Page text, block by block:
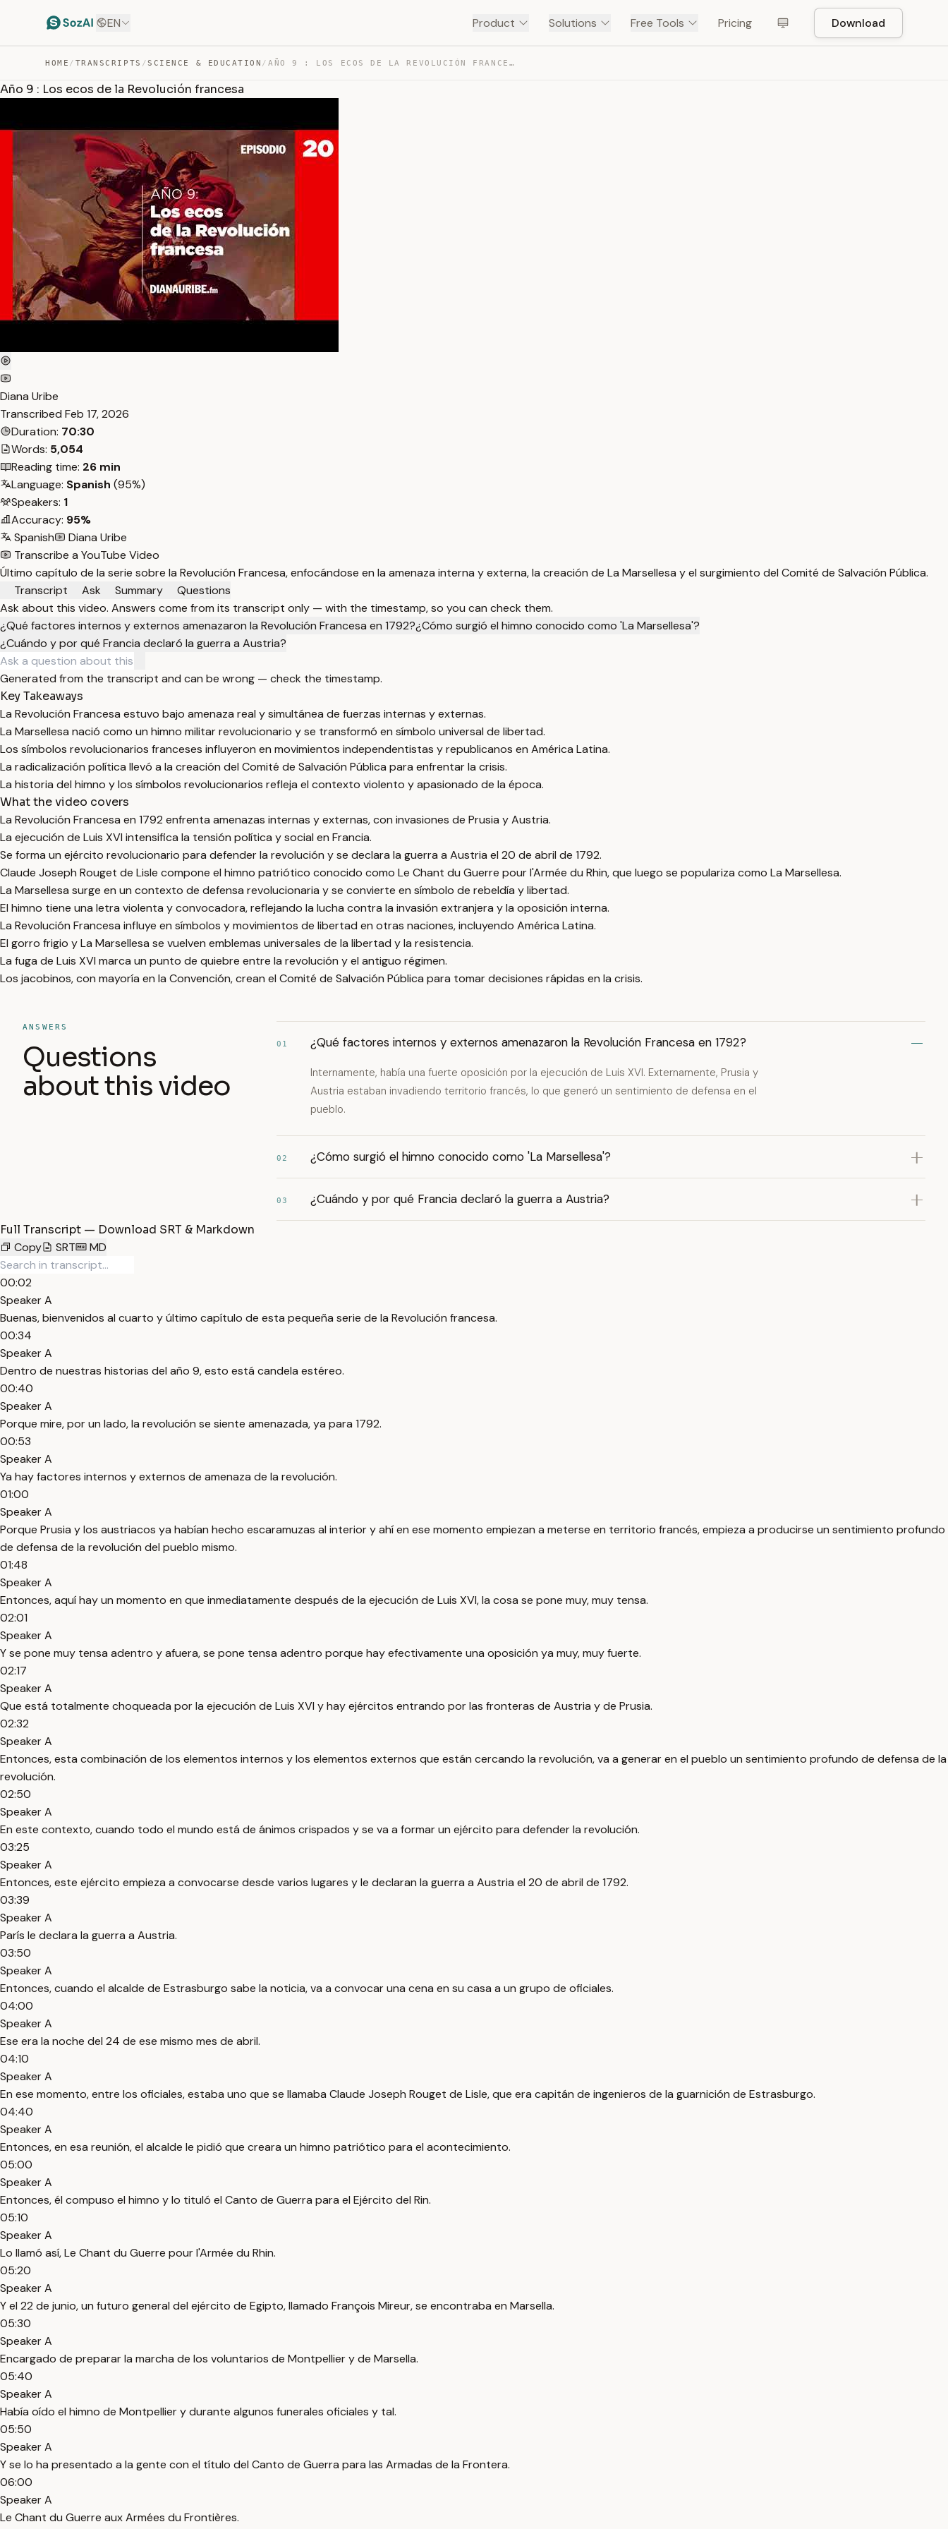
EN Product Solutions Free Tools Pricing Download
HOME / TRANSCRIPTS /SCIENCE & EDUCATION / AÑO 9 : LOS ECOS DE LA REVOLUCIÓN FRANCESA — TRANSCRIPT
Año 9 : Los ecos de la Revolución francesa
Diana Uribe
Transcribed Feb 17, 2026
Duration: 70:30
Words: 5,054
Reading time: 26 min
Language: Spanish (95%)
Speakers: 1
Accuracy: 95%
Spanish
Diana Uribe
Transcribe a YouTube Video
Último capítulo de la serie sobre la Revolución Francesa, enfocándose en la amenaza interna y externa, la creación de La Marsellesa y el surgimiento del Comité de Salvación Pública.
Transcript
Ask Summary
Questions
Ask about this video. Answers come from its transcript only — with the timestamp, so you can check them.
¿Qué factores internos y externos amenazaron la Revolución Francesa en 1792?¿Cómo surgió el himno conocido como 'La Marsellesa'?
¿Cuándo y por qué Francia declaró la guerra a Austria?
Generated from the transcript and can be wrong — check the timestamp.
Key Takeaways
La Revolución Francesa estuvo bajo amenaza real y simultánea de fuerzas internas y externas.
La Marsellesa nació como un himno militar revolucionario y se transformó en símbolo universal de libertad.
Los símbolos revolucionarios franceses influyeron en movimientos independentistas y republicanos en América Latina.
La radicalización política llevó a la creación del Comité de Salvación Pública para enfrentar la crisis.
La historia del himno y los símbolos revolucionarios refleja el contexto violento y apasionado de la época.
What the video covers
La Revolución Francesa en 1792 enfrenta amenazas internas y externas, con invasiones de Prusia y Austria.
La ejecución de Luis XVI intensifica la tensión política y social en Francia.
Se forma un ejército revolucionario para defender la revolución y se declara la guerra a Austria el 20 de abril de 1792.
Claude Joseph Rouget de Lisle compone el himno patriótico conocido como Le Chant du Guerre pour l'Armée du Rhin, que luego se populariza como La Marsellesa.
La Marsellesa surge en un contexto de defensa revolucionaria y se convierte en símbolo de rebeldía y libertad.
El himno tiene una letra violenta y convocadora, reflejando la lucha contra la invasión extranjera y la oposición interna.
La Revolución Francesa influye en símbolos y movimientos de libertad en otras naciones, incluyendo América Latina.
El gorro frigio y La Marsellesa se vuelven emblemas universales de la libertad y la resistencia.
La fuga de Luis XVI marca un punto de quiebre entre la revolución y el antiguo régimen.
Los jacobinos, con mayoría en la Convención, crean el Comité de Salvación Pública para tomar decisiones rápidas en la crisis.
ANSWERS
Questions
about this video
01 ¿Qué factores internos y externos amenazaron la Revolución Francesa en 1792?
Internamente, había una fuerte oposición por la ejecución de Luis XVI. Externamente, Prusia y
Austria estaban invadiendo territorio francés, lo que generó un sentimiento de defensa en el
pueblo.
02 ¿Cómo surgió el himno conocido como 'La Marsellesa'?
03 ¿Cuándo y por qué Francia declaró la guerra a Austria?
Full Transcript — Download SRT & Markdown
Copy
SRT MD
00:02
Speaker A
Buenas, bienvenidos al cuarto y último capítulo de esta pequeña serie de la Revolución francesa.
00:34
Speaker A
Dentro de nuestras historias del año 9, esto está candela estéreo.
00:40
Speaker A
Porque mire, por un lado, la revolución se siente amenazada, ya para 1792.
00:53
Speaker A
Ya hay factores internos y externos de amenaza de la revolución.
01:00
Speaker A
Porque Prusia y los austriacos ya habían hecho escaramuzas al interior y ahí en ese momento empiezan a meterse en territorio francés, empieza a producirse un sentimiento profundo
de defensa de la revolución del pueblo mismo.
01:48
Speaker A
Entonces, aquí hay un momento en que inmediatamente después de la ejecución de Luis XVI, la cosa se pone muy, muy tensa.
02:01
Speaker A
Y se pone muy tensa adentro y afuera, se pone tensa adentro porque hay efectivamente una oposición ya muy, muy fuerte.
02:17
Speaker A
Que está totalmente choqueada por la ejecución de Luis XVI y hay ejércitos entrando por las fronteras de Austria y de Prusia.
02:32
Speaker A
Entonces, esta combinación de los elementos internos y los elementos externos que están cercando la revolución, va a generar en el pueblo un sentimiento profundo de defensa de la
revolución.
02:50
Speaker A
En este contexto, cuando todo el mundo está de ánimos crispados y se va a formar un ejército para defender la revolución.
03:25
Speaker A
Entonces, este ejército empieza a convocarse desde varios lugares y le declaran la guerra a Austria el 20 de abril de 1792.
03:39
Speaker A
París le declara la guerra a Austria.
03:50
Speaker A
Entonces, cuando el alcalde de Estrasburgo sabe la noticia, va a convocar una cena en su casa a un grupo de oficiales.
04:00
Speaker A
Ese era la noche del 24 de ese mismo mes de abril.
04:10
Speaker A
En ese momento, entre los oficiales, estaba uno que se llamaba Claude Joseph Rouget de Lisle, que era capitán de ingenieros de la guarnición de Estrasburgo.
04:40
Speaker A
Entonces, en esa reunión, el alcalde le pidió que creara un himno patriótico para el acontecimiento.
05:00
Speaker A
Entonces, él compuso el himno y lo tituló el Canto de Guerra para el Ejército del Rin.
05:10
Speaker A
Lo llamó así, Le Chant du Guerre pour l'Armée du Rhin.
05:20
Speaker A
Y el 22 de junio, un futuro general del ejército de Egipto, llamado François Mireur, se encontraba en Marsella.
05:30
Speaker A
Encargado de preparar la marcha de los voluntarios de Montpellier y de Marsella.
05:40
Speaker A
Había oído el himno de Montpellier y durante algunos funerales oficiales y tal.
05:50
Speaker A
Y se lo ha presentado a la gente con el título del Canto de Guerra para las Armadas de la Frontera.
06:00
Speaker A
Le Chant du Guerre aux Armées du Frontières.